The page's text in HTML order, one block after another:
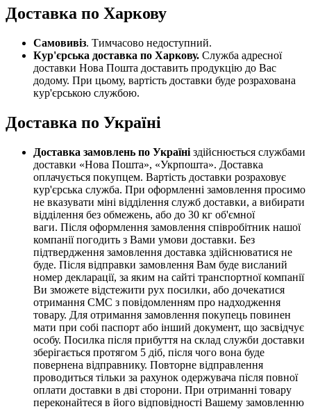
Доставка по Харкову
Самовивіз. Тимчасово недоступний.
Кур'єрська доставка по Харкову. Служба адресної
доставки Нова Пошта доставить продукцію до Вас
додому. При цьому, вартість доставки буде розрахована
кур'єрською службою.
Доставка по Україні
Доставка замовлень по Україні здійснюється службами
доставки «Нова Пошта», «Укрпошта». Доставка
оплачується покупцем. Вартість доставки розраховує
кур'єрська служба. При оформленні замовлення просимо
не вказувати міні відділення служб доставки, а вибирати
відділення без обмежень, або до 30 кг об'ємної
ваги. Після оформлення замовлення співробітник нашої
компанії погодить з Вами умови доставки. Без
підтвердження замовлення доставка здійснюватися не
буде. Після відправки замовлення Вам буде висланий
номер декларації, за яким на сайті транспортної компанії
Ви зможете відстежити рух посилки, або дочекатися
отримання СМС з повідомленням про надходження
товару. Для отримання замовлення покупець повинен
мати при собі паспорт або інший документ, що засвідчує
особу. Посилка після прибуття на склад служби доставки
зберігається протягом 5 діб, після чого вона буде
повернена відправнику. Повторне відправлення
проводиться тільки за рахунок одержувача після повної
оплати доставки в дві сторони. При отриманні товару
переконайтеся в його відповідності Вашему замовленню